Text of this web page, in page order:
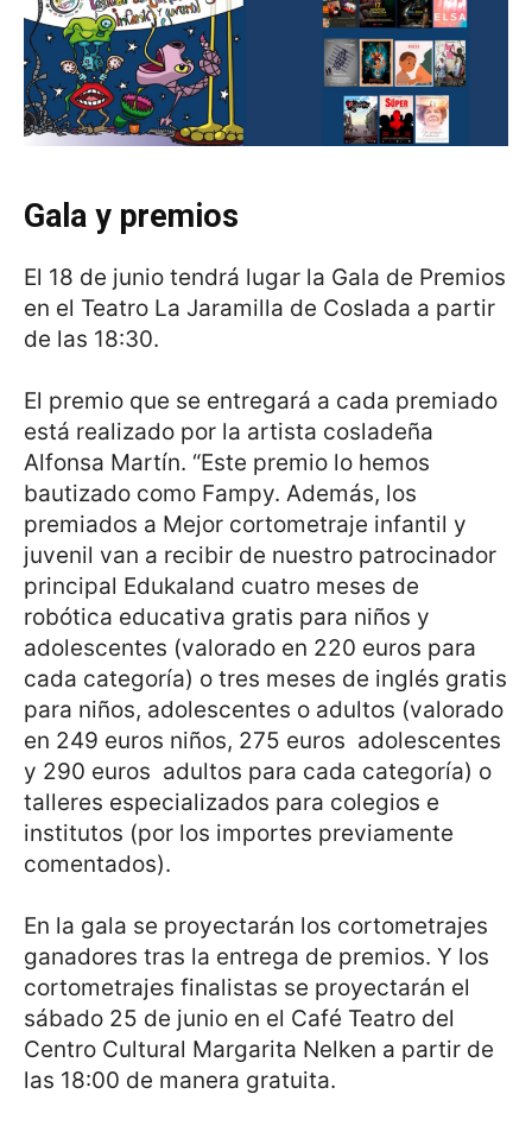
Gala y premios
El 18 de junio tendrá lugar la Gala de Premios
en el Teatro La Jaramilla de Coslada a partir
de las 18:30.
El premio que se entregará a cada premiado
está realizado por la artista cosladeña
Alfonsa Martín. “Este premio lo hemos
bautizado como Fampy. Además, los
premiados a Mejor cortometraje infantil y
juvenil van a recibir de nuestro patrocinador
principal Edukaland cuatro meses de
robótica educativa gratis para niños y
adolescentes (valorado en 220 euros para
cada categoría) o tres meses de inglés gratis
para niños, adolescentes o adultos (valorado
en 249 euros niños, 275 euros adolescentes
y 290 euros adultos para cada categoría) o
talleres especializados para colegios e
institutos (por los importes previamente
comentados).
En la gala se proyectarán los cortometrajes
ganadores tras la entrega de premios. Y los
cortometrajes finalistas se proyectarán el
sábado 25 de junio en el Café Teatro del
Centro Cultural Margarita Nelken a partir de
las 18:00 de manera gratuita.